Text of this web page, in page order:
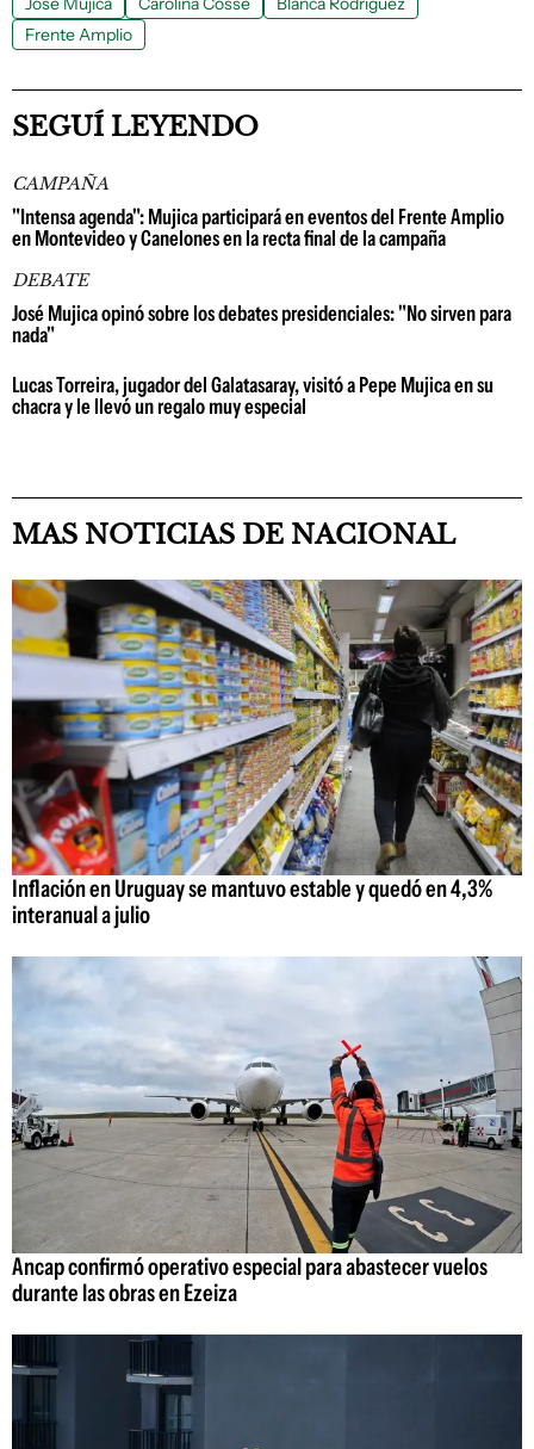
Frente Amplio
SEGUÍ LEYENDO
CAMPAÑA
"Intensa agenda": Mujica participará en eventos del Frente Amplio
en Montevideo y Canelones en la recta final de la campaña
DEBATE
José Mujica opinó sobre los debates presidenciales: "No sirven para
nada"
Lucas Torreira, jugador del Galatasaray, visitó a Pepe Mujica en su
chacra y le llevó un regalo muy especial
MAS NOTICIAS DE NACIONAL
Inflación en Uruguay se mantuvo estable y quedó en 4,3%
interanual a julio
Ancap confirmó operativo especial para abastecer vuelos
durante las obras en Ezeiza